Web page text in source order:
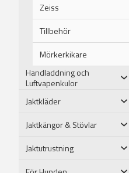
Zeiss
Tillbehör
Mörkerkikare
Handladdning och
Luftvapenkulor
Jaktkläder
Jaktkängor & Stövlar
Jaktutrustning